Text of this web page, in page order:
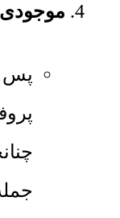
موجودی
پس